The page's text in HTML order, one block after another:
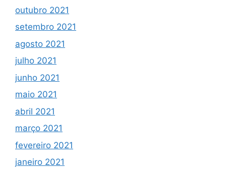
outubro 2021
setembro 2021
agosto 2021
julho 2021
junho 2021
maio 2021
abril 2021
março 2021
fevereiro 2021
janeiro 2021